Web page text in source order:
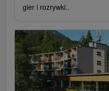
gier i rozrywki..